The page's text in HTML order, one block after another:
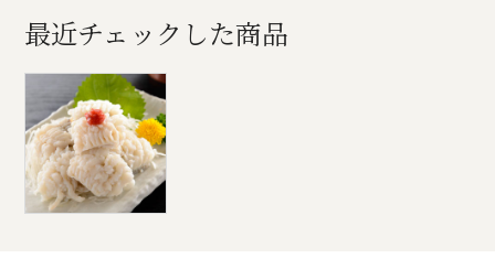
最近チェックした商品